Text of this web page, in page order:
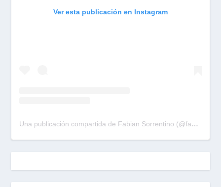
Ver esta publicación en Instagram
Una publicación compartida de Fabian Sorrentino (@fabiansonria)